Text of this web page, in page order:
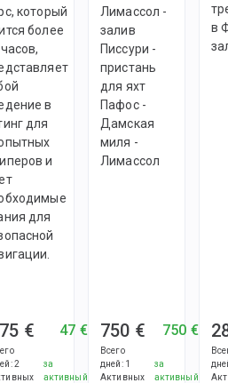
который
более
в
для
и
для
€
:2
47 €
за
активный
Лимассол -
залив
Писсури -
пристань
для яхт
Пафос -
Дамская
миля -
Лимассол
750 €
Всего
дней: 1
Активных
750 €
за
активный
в